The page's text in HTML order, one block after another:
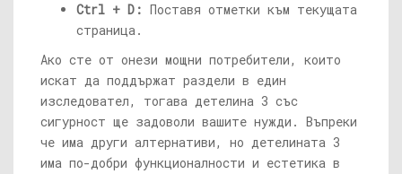
Ctrl + D: Поставя отметки към текущата
страница.
Ако сте от онези мощни потребители, които
искат да поддържат раздели в един
изследовател, тогава детелина 3 със
сигурност ще задоволи вашите нужди. Въпреки
че има други алтернативи, но детелината 3
има по-добри функционалности и естетика в